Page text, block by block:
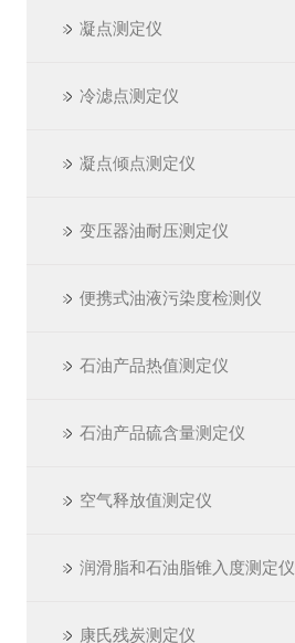
凝点测定仪
冷滤点测定仪
凝点倾点测定仪
变压器油耐压测定仪
便携式油液污染度检测仪
石油产品热值测定仪
石油产品硫含量测定仪
空气释放值测定仪
润滑脂和石油脂锥入度测定仪
康氏残炭测定仪